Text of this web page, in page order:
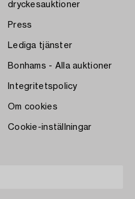
dryckesauktioner
Press
Lediga tjänster
Bonhams - Alla auktioner
Integritetspolicy
Om cookies
Cookie-inställningar